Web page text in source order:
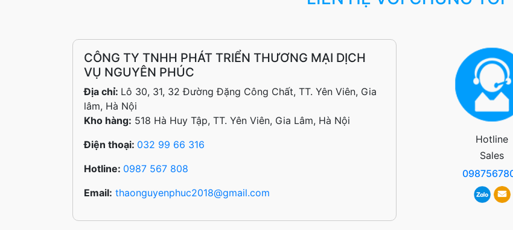
CÔNG TY TNHH PHÁT TRIỂN THƯƠNG MẠI DỊCH
VỤ NGUYÊN PHÚC
Địa chỉ: Lô 30, 31, 32 Đường Đặng Công Chất, TT. Yên Viên, Gia
lâm, Hà Nội
Kho hàng: 518 Hà Huy Tập, TT. Yên Viên, Gia Lâm, Hà Nội
Điện thoại: 032 99 66 316
Hotline: 0987 567 808
Email: thaonguyenphuc2018@gmail.com
Hotline
Sales